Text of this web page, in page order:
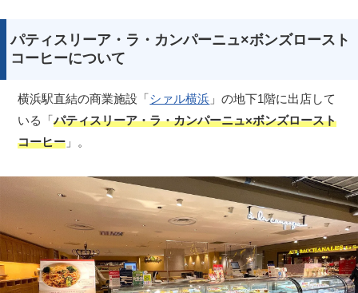
パティスリーア・ラ・カンパーニュ×ボンズロースト
コーヒーについて
横浜駅直結の商業施設「シァル横浜 」の地下1階に出店して
いる「パティスリーア・ラ・カンパーニュ×ボンズロースト
コーヒー 」。